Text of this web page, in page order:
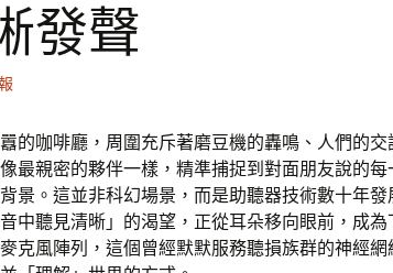
發聲
的咖啡廳，周圍充斥著磨豆機的轟鳴、人們的交
最親密的夥伴一樣，精準捕捉到對面朋友說的每
景。這並非科幻場景，而是助聽器技術數十年發
中聽見清晰」的渴望，正從耳朵移向眼前，成為
克風陣列，這個曾經默默服務聽損族群的神經